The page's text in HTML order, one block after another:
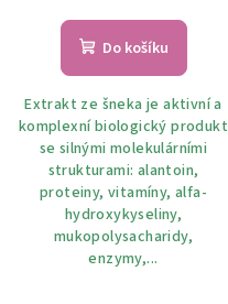
hodnocení
produktu
z
5
hvězdiček.
Do košíku
Extrakt ze šneka je aktivní a
komplexní biologický produkt
se silnými molekulárními
strukturami: alantoin,
proteiny, vitamíny, alfa-
hydroxykyseliny,
mukopolysacharidy,
enzymy,...